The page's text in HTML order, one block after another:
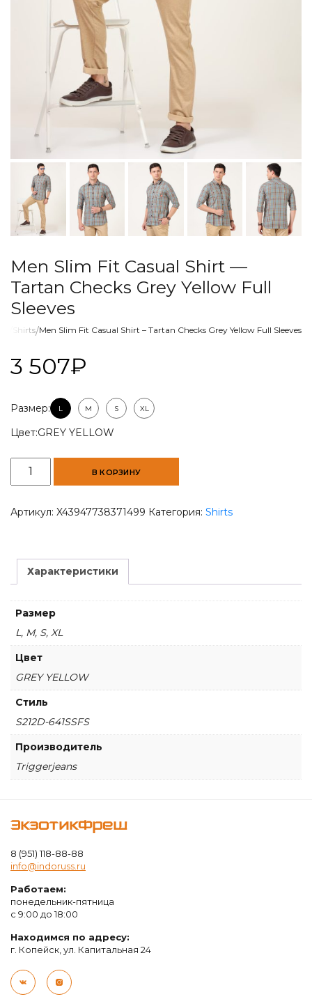
Men Slim Fit Casual Shirt —
Tartan Checks Grey Yellow Full
Sleeves
Shirts/Men Slim Fit Casual Shirt – Tartan Checks Grey Yellow Full Sleeves
3 507₽
Размер: L M S XL
Цвет:GREY YELLOW
Количество
товара
Slim
Tartan
Grey
Full
Sleeves
В КОРЗИНУ
Артикул: X43947738371499 Категория: Shirts
Характеристики
Размер
L, M, S, XL
Цвет
GREY YELLOW
Стиль
S212D-641SSFS
Производитель
Triggerjeans
ЭкзотикФреш
8 (951) 118-88-88
info@indoruss.ru
Работаем:
понедельник-пятница
с 9:00 до 18:00
Находимся по адресу:
г. Копейск, ул. Капитальная 24